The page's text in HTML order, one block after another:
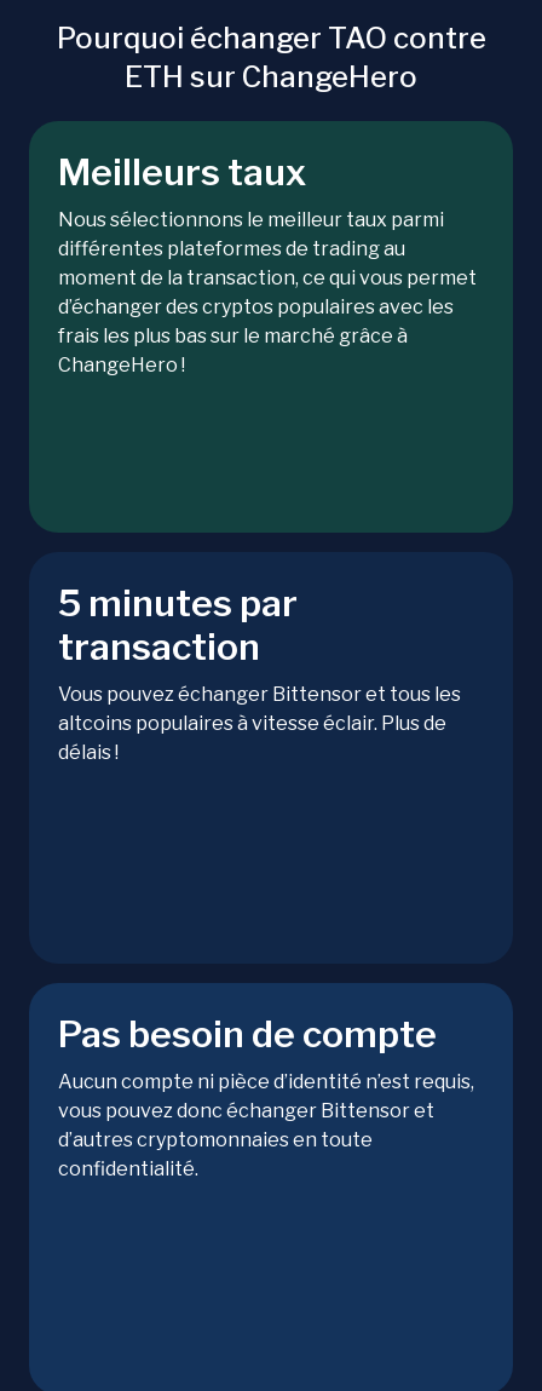
Pourquoi échanger TAO contre
ETH sur ChangeHero
Meilleurs taux
Nous sélectionnons le meilleur taux parmi
différentes plateformes de trading au
moment de la transaction, ce qui vous permet
d’échanger des cryptos populaires avec les
frais les plus bas sur le marché grâce à
ChangeHero !
5 minutes par
transaction
Vous pouvez échanger Bittensor et tous les
altcoins populaires à vitesse éclair. Plus de
délais !
Pas besoin de compte
Aucun compte ni pièce d’identité n’est requis,
vous pouvez donc échanger Bittensor et
d’autres cryptomonnaies en toute
confidentialité.